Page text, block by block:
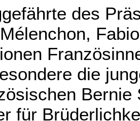
des
die
Bernie
für